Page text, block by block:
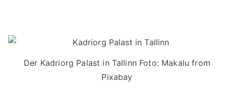
Der Kadriorg Palast in Tallinn Foto: Makalu from
Pixabay